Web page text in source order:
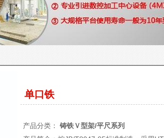
单口铁
产品分类： 铸铁Ｖ型架/平尺系列